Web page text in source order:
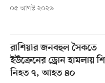
০৫ আগস্ট ২০২৬
রাশিয়ার জনবহুল সৈকতে
ইউক্রেনের ড্রোন হামলায়
নিহত ৭, আহত ৪০